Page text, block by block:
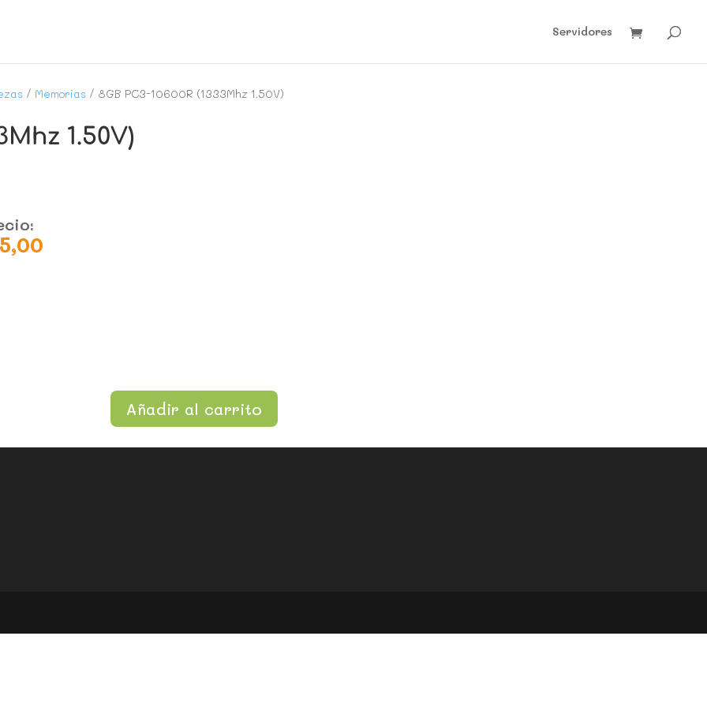
Servidores
/ Memorias / 8GB PC3-10600R (1333Mhz 1.50V)
1.50V)
Añadir al carrito